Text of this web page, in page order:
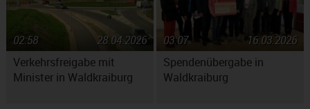
Verkehrsfreigabe mit
Minister in Waldkraiburg
28.04.2026
02:58
Spendenübergabe in
Waldkraiburg
16.03.2026
03:07